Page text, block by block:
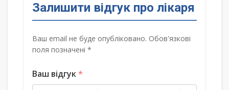
Залишити відгук про лікаря
Ваш email не буде опубліковано. Обов'язкові
поля позначені *
Ваш відгук*